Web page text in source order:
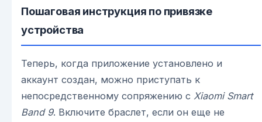
Пошаговая инструкция по привязке
устройства
Теперь, когда приложение установлено и
аккаунт создан, можно приступать к
непосредственному сопряжению с Xiaomi Smart
Band 9. Включите браслет, если он еще не